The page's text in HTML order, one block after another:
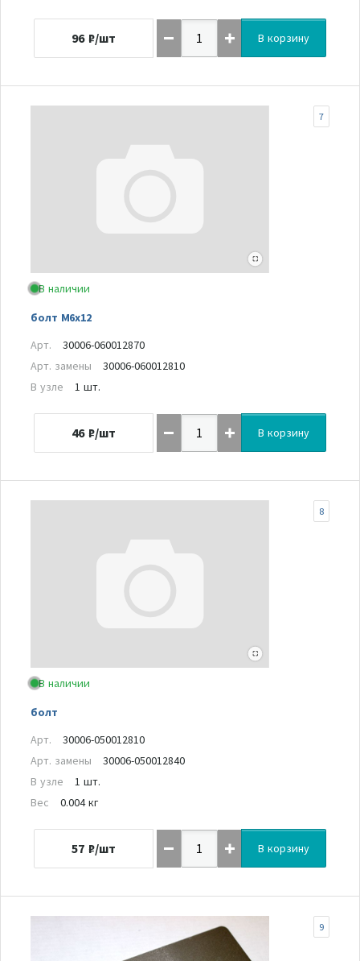
96 ₽/шт В корзину
В наличии
болт М6х12
7
Арт.
30006-060012870
Арт. замены
30006-060012810
В узле
1 шт.
46 ₽/шт В корзину
В наличии
болт
8
Арт.
30006-050012810
Арт. замены
30006-050012840
В узле
1 шт.
Вес
0.004 кг
57 ₽/шт В корзину
9